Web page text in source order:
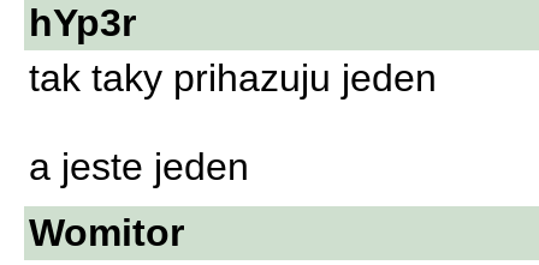
hYp3r
tak taky prihazuju jeden
a jeste jeden
Womitor